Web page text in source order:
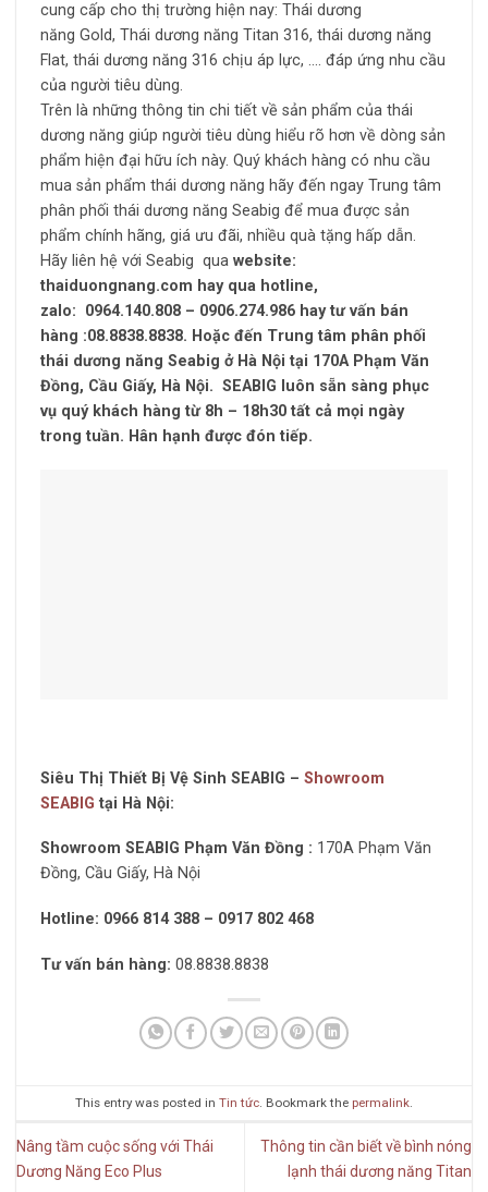
cung cấp cho thị trường hiện nay: Thái dương
năng Gold, Thái dương năng Titan 316, thái dương năng
Flat, thái dương năng 316 chịu áp lực, …. đáp ứng nhu cầu
của người tiêu dùng.
Trên là những thông tin chi tiết về sản phẩm của thái
dương năng giúp người tiêu dùng hiểu rõ hơn về dòng sản
phẩm hiện đại hữu ích này. Quý khách hàng có nhu cầu
mua sản phẩm thái dương năng hãy đến ngay Trung tâm
phân phối thái dương năng Seabig để mua được sản
phẩm chính hãng, giá ưu đãi, nhiều quà tặng hấp dẫn.
Hãy liên hệ với Seabig qua website:
thaiduongnang.com hay qua hotline,
zalo: 0964.140.808 – 0906.274.986 hay tư vấn bán
hàng :08.8838.8838. Hoặc đến Trung tâm phân phối
thái dương năng Seabig ở Hà Nội tại 170A Phạm Văn
Đồng, Cầu Giấy, Hà Nội. SEABIG luôn sẵn sàng phục
vụ quý khách hàng từ 8h – 18h30 tất cả mọi ngày
trong tuần. Hân hạnh được đón tiếp.
Siêu Thị Thiết Bị Vệ Sinh SEABIG – Showroom
SEABIG tại Hà Nội:
Showroom SEABIG Phạm Văn Đồng : 170A Phạm Văn
Đồng, Cầu Giấy, Hà Nội
Hotline: 0966 814 388 – 0917 802 468
Tư vấn bán hàng: 08.8838.8838
This entry was posted in Tin tức. Bookmark the permalink.
Nâng tầm cuộc sống với Thái
Dương Năng Eco Plus
Thông tin cần biết về bình nóng
lạnh thái dương năng Titan